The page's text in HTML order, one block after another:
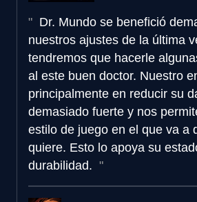
Dr. Mundo se benefició
nuestros ajustes de la última
tendremos que hacerle
al este buen doctor. Nuestro
principalmente en reducir su
demasiado fuerte y nos
estilo de juego en el que va a
quiere. Esto lo apoya su
durabilidad.